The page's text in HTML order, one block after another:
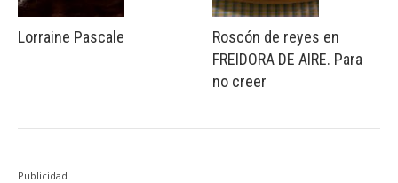
Lorraine Pascale
Roscón de reyes en
FREIDORA DE AIRE. Para
no creer
Publicidad